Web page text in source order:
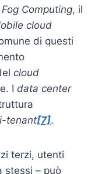
Fog Computing, il
cloud
di questi
cloud
I data center
tenant[7].
terzi, utenti
stessi – può